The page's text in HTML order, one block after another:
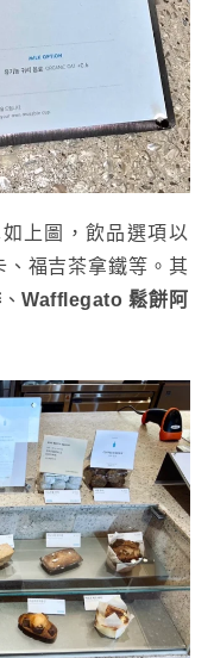
上圖，飲品選項以
、福吉茶拿鐵等。其
、Wafflegato 鬆餅阿